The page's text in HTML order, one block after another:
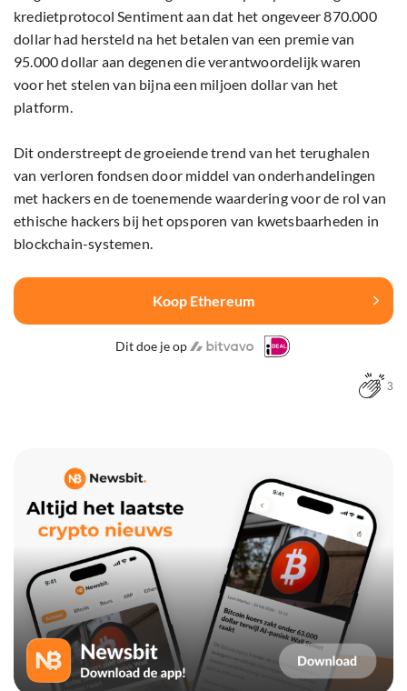
kredietprotocol Sentiment aan dat het ongeveer 870.000
dollar had hersteld na het betalen van een premie van
95.000 dollar aan degenen die verantwoordelijk waren
voor het stelen van bijna een miljoen dollar van het
platform.
Dit onderstreept de groeiende trend van het terughalen
van verloren fondsen door middel van onderhandelingen
met hackers en de toenemende waardering voor de rol van
ethische hackers bij het opsporen van kwetsbaarheden in
blockchain-systemen.
Koop Ethereum
Dit doe je op
3